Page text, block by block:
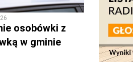
osobówki z
w gminie